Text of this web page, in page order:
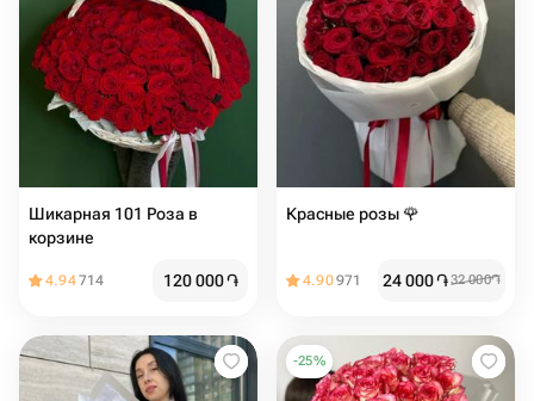
Шикарная 101 Роза в
корзине
4.94714 120 000֏
Красные розы 🌹
4.90971 24 000֏32 000֏
-25%